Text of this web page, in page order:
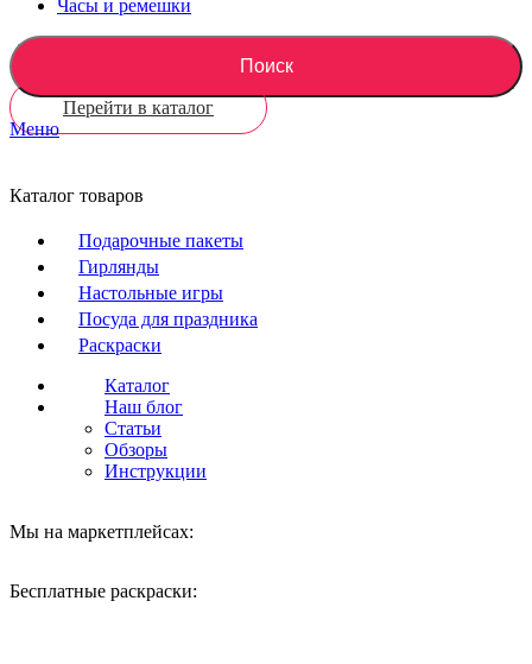
Часы и ремешки
Поиск
Перейти в каталог
Меню
Каталог товаров
Подарочные пакеты
Гирлянды
Настольные игры
Посуда для праздника
Раскраски
Каталог
Наш блог
Статьи
Обзоры
Инструкции
Мы на маркетплейсах:
Бесплатные раскраски: